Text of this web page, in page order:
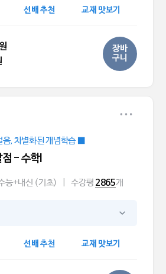
선배 추천 교재 맛보기
장바
구니
, 차별화된 개념학습 ■
- 수학l
능+내신 (기초) 수강평 2865개
선배 추천 교재 맛보기